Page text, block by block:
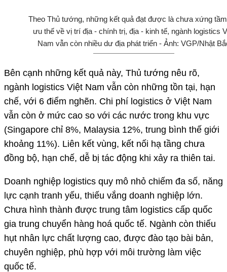
Theo Thủ tướng, những kết quả đạt được là chưa xứng
ưu thế về vị trí địa - chính trị, địa - kinh tế, ngành logistics
Nam vẫn còn nhiều dư địa phát triển - Ảnh: VGP/Nhật
Bên cạnh những kết quả này, Thủ tướng nêu rõ,
ngành logistics Việt Nam vẫn còn những tồn tại, hạn
chế, với 6 điểm nghẽn. Chi phí logistics ở Việt Nam
vẫn còn ở mức cao so với các nước trong khu vực
(Singapore chỉ 8%, Malaysia 12%, trung bình thế giới
khoảng 11%). Liên kết vùng, kết nối hạ tầng chưa
đồng bộ, hạn chế, dễ bị tác động khi xảy ra thiên tai.
Doanh nghiệp logistics quy mô nhỏ chiếm đa số, năng
lực cạnh tranh yếu, thiếu vắng doanh nghiệp lớn.
Chưa hình thành được trung tâm logistics cấp quốc
gia trung chuyển hàng hoá quốc tế. Ngành còn thiếu
hụt nhân lực chất lượng cao, được đào tạo bài bản,
chuyên nghiệp, phù hợp với môi trường làm việc
quốc tế.